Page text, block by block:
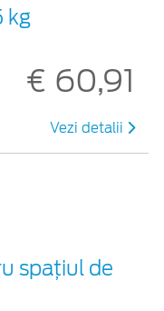
kg
€ 60,91
Vezi detalii
spațiul de